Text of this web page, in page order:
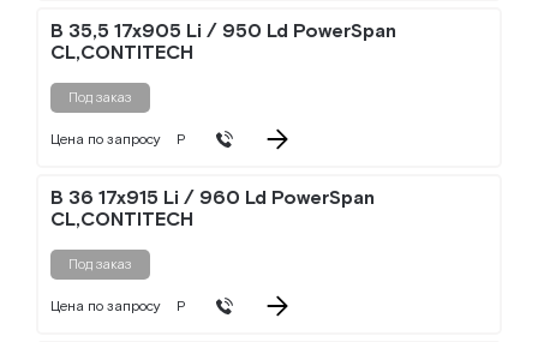
B 35,5 17x905 Li / 950 Ld PowerSpan
CL,CONTITECH
Под заказ
Цена по запросу Р
B 36 17x915 Li / 960 Ld PowerSpan
CL,CONTITECH
Под заказ
Цена по запросу Р